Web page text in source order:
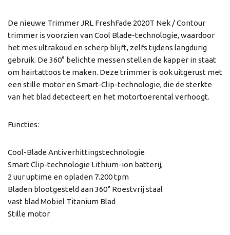
De nieuwe Trimmer JRL FreshFade 2020T Nek / Contour
trimmer is voorzien van Cool Blade-technologie, waardoor
het mes ultrakoud en scherp blijft, zelfs tijdens langdurig
gebruik. De 360° belichte messen stellen de kapper in staat
om hairtattoos te maken. Deze trimmer is ook uitgerust met
een stille motor en Smart-Clip-technologie, die de sterkte
van het blad detecteert en het motortoerental verhoogt.
Functies:
Cool-Blade Antiverhittingstechnologie
Smart Clip-technologie Lithium-ion batterij,
2 uur uptime en opladen 7.200 tpm
Bladen blootgesteld aan 360° Roestvrij staal
vast blad Mobiel Titanium Blad
Stille motor